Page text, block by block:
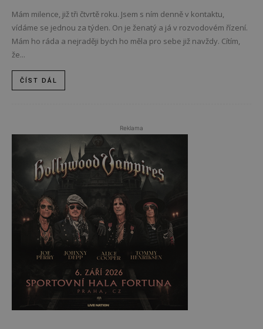
Mám milence, již tři čtvrtě roku. Jsem s ním denně v kontaktu,
vídáme se jednou za týden. On je ženatý a já v rozvodovém řízení.
Mám ho ráda a nejraději bych ho měla pro sebe již navždy. Cítím,
že...
ČÍST DÁL
Reklama